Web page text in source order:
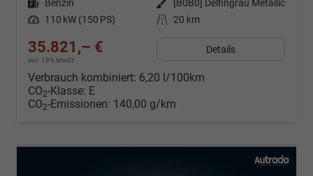
Kraftstoff Benzin Außenfarbe
[B0B0] Delfingrau Metallic
Leistung 110 kW (150 PS) Kilometerstand 20 km
35.821,– €
incl. 19% MwSt.
Details
Verbrauch kombiniert: 6,20 l/100km
CO2-Klasse: E
CO2-Emissionen: 140,00 g/km